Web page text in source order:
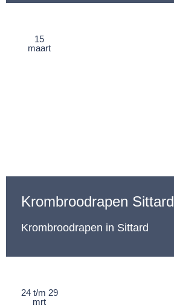
15
maart
Krombroodrapen Sittard
Krombroodrapen in Sittard
24 t/m 29
mrt